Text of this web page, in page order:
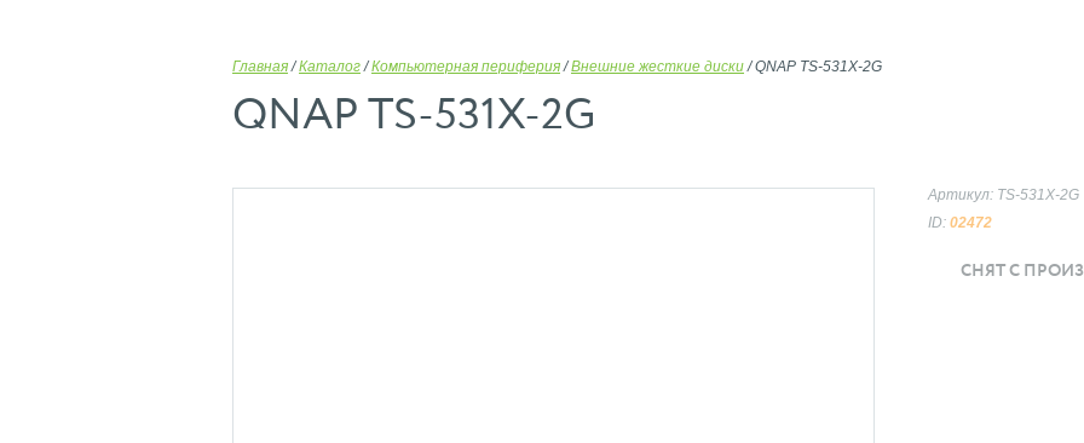
Главная /Каталог /Компьютерная периферия /Внешние жесткие диски /QNAP TS-531X-2G
QNAP TS-531X-2G
Артикул: TS-531X-2G
ID: 02472
СНЯТ С